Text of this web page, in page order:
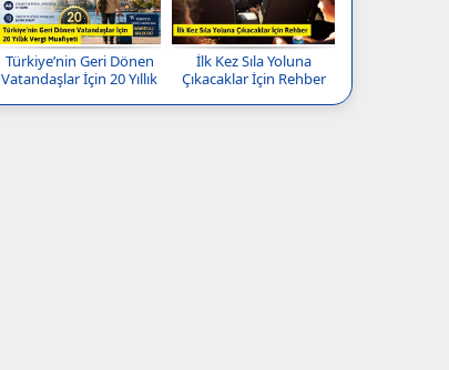
Türkiye’nin Geri Dönen
Vatandaşlar İçin 20 Yıllık
İlk Kez Sıla Yoluna
Çıkacaklar İçin Rehber